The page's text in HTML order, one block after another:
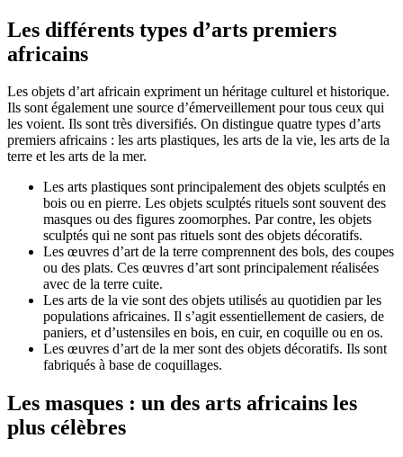
Les différents types d’arts premiers
africains
Les objets d’art africain expriment un héritage culturel et historique.
Ils sont également une source d’émerveillement pour tous ceux qui
les voient. Ils sont très diversifiés. On distingue quatre types d’arts
premiers africains : les arts plastiques, les arts de la vie, les arts de la
terre et les arts de la mer.
Les arts plastiques sont principalement des objets sculptés en
bois ou en pierre. Les objets sculptés rituels sont souvent des
masques ou des figures zoomorphes. Par contre, les objets
sculptés qui ne sont pas rituels sont des objets décoratifs.
Les œuvres d’art de la terre comprennent des bols, des coupes
ou des plats. Ces œuvres d’art sont principalement réalisées
avec de la terre cuite.
Les arts de la vie sont des objets utilisés au quotidien par les
populations africaines. Il s’agit essentiellement de casiers, de
paniers, et d’ustensiles en bois, en cuir, en coquille ou en os.
Les œuvres d’art de la mer sont des objets décoratifs. Ils sont
fabriqués à base de coquillages.
Les masques : un des arts africains les
plus célèbres